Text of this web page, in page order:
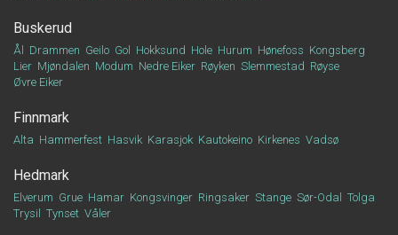
Buskerud
Ål Drammen Geilo Gol Hokksund Hole Hurum Hønefoss Kongsberg
Lier Mjøndalen Modum Nedre Eiker Røyken Slemmestad Røyse
Øvre Eiker
Finnmark
Alta Hammerfest Hasvik Karasjok Kautokeino Kirkenes Vadsø
Hedmark
Elverum Grue Hamar Kongsvinger Ringsaker Stange Sør-Odal
Tolga
Trysil
Tynset Våler